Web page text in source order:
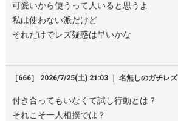
可愛いから使うって人いると思うよ
私は使わない派だけど
それだけでレズ疑惑は早いかな
［666］ 2026/7/25(土) 21:03 ｜ 名無しのガチレズ
付き合ってもいなくて試し行動とは？
それこそ一人相撲では？